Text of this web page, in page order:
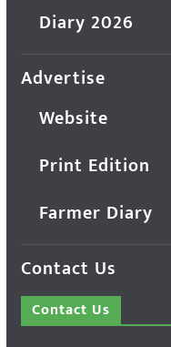
Diary 2026
Advertise
Website
Print Edition
Farmer Diary
Contact Us
Contact Us